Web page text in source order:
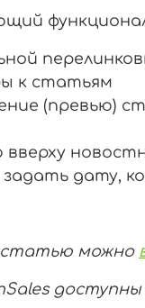
к статьям
(превью)
дату,
статью можно